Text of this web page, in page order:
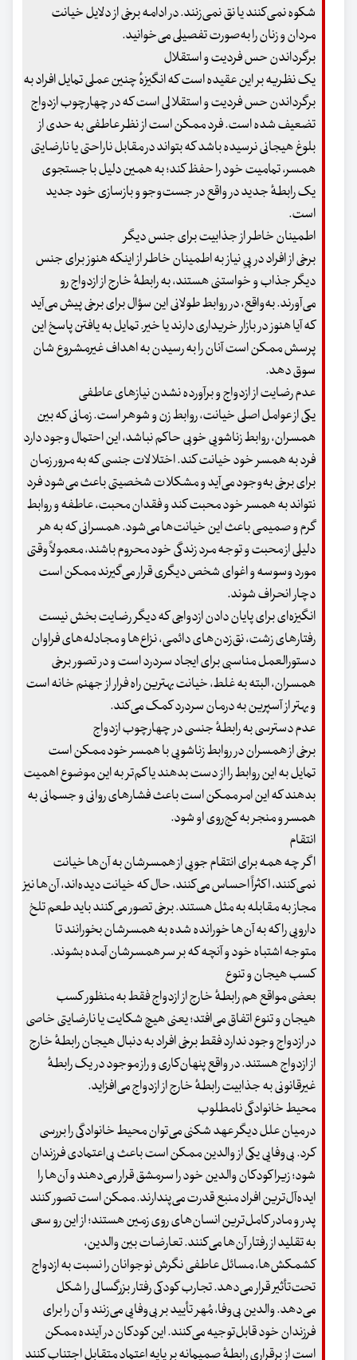
شکوه نمی‌کنند یا نق نمی‌زنند. در ادامه برخی از دلایل خیانت
مردان و زنان را به‌صورت تفصیلی می‌خوانید.
برگرداندن حس فردیت و استقلال
یک نظریه بر این عقیده است که انگیزهٔ چنین عملی تمایل افراد به
برگرداندن حس فردیت و استقلالی است که در چهارچوب ازدواج
تضعیف شده است. فرد ممکن است از نظر عاطفی به حدی از
بلوغ هیجانی نرسیده باشد که بتواند در مقابل ناراحتی یا نارضایتی
همسر، تمامیت خود را حفظ کند؛ به همین دلیل با جستجوی
یک رابطهٔ جدید در واقع در جست‌وجو و بازسازی خود جدید
است.
اطمینان خاطر از جذابیت برای جنس دیگر
برخی از افراد در پیِ نیاز به اطمینان خاطر از اینکه هنوز برای جنس
دیگر جذاب و خواستنی هستند، به رابطهٔ خارج از ازدواج رو
می‌آورند. به‌واقع، در روابط طولانی این سؤال برای برخی پیش می‌آید
که آیا هنوز در بازار خریداری دارند یا خیر. تمایل به یافتن پاسخ این
پرسش ممکن است آنان را به رسیدن به اهداف غیرمشروع شان
سوق دهد.
عدم‌ رضایت از ازدواج و برآورده‌ نشدن نیازهای عاطفی
یکی از عوامل اصلی خیانت، روابط زن و شوهر است. زمانی که بین
همسران، روابط زناشویی خوبی حاکم نباشد، این احتمال وجود دارد
فرد به همسر خود خیانت کند. اختلالات جنسی که به مرور زمان
برای برخی به‌وجود می‌آید و مشکلات شخصیتی باعث می‌شود فرد
نتواند به همسر خود محبت کند و فقدان محبت، عاطفه و روابط
گرم و صمیمی باعث این خیانت‌ها می‌شود. همسرانی که به هر
دلیلی از محبت و توجه مرد زندگی خود محروم باشند، معمولاً وقتی
مورد وسوسه و اغوای شخص دیگری قرار می‌گیرند ممکن است
دچار انحراف شوند.
انگیزه‌ای برای پایان‌ دادن ازدواجی که دیگر رضایت‌ بخش نیست
رفتارهای زشت، نق‌زدن‌های دائمی، نزاع‌ها و مجادله‌های فراوان
دستورالعمل مناسبی برای ایجاد سردرد است و در تصور برخی
همسران، البته به غلط، خیانت بهترین راه فرار از جهنم خانه است
و بهتر از آسپرین به درمان سردرد کمک می‌کند.
عدم‌ دسترسی به رابطهٔ جنسی در چهارچوب ازدواج
برخی از همسران در روابط زناشویی با همسر خود ممکن است
تمایل به این روابط را از دست بدهند یا کم‌تر به این موضوع اهمیت
بدهند که این امر ممکن است باعث فشارهای روانی و جسمانی به
همسر و منجر به کج‌روی او شود.
انتقام
اگر چه همه برای انتقام‌ جویی از همسرشان به آن‌ها خیانت
نمی‌کنند، اکثراً احساس می‌کنند، حال که خیانت دیده‌اند، آن‌ها نیز
مجاز به مقابله به مثل هستند. برخی تصور می‌کنند باید طعم تلخ
دارویی را که به آن‌ها خورانده شده به همسرشان بخورانند تا
متوجه اشتباه خود و آنچه که بر سر همسرشان آمده بشوند.
کسب هیجان و تنوع
بعضی مواقع هم رابطهٔ خارج از ازدواج فقط به منظور کسب
هیجان و تنوع اتفاق می‌افتد؛ یعنی هیچ شکایت یا نارضایتی خاصی
در ازدواج وجود ندارد فقط برخی افراد به دنبال هیجان رابطهٔ خارج
از ازدواج هستند. در واقع پنهان‌کاری و راز موجود در یک رابطهٔ
غیرقانونی به جذابیت رابطهٔ خارج از ازدواج می‌افزاید.
محیط خانوادگی نامطلوب
در میان علل دیگر عهد شکنی می‌توان محیط خانوادگی را بررسی
کرد. بی‌وفایی یکی از والدین ممکن است باعث بی‌اعتمادی فرزندان
شود؛ زیرا کودکان والدین خود را سرمشق قرار می‌دهند و آن‌ها را
ایده‌آل‌ترین افراد منبع قدرت می‌پندارند. ممکن است تصور کنند
پدر و مادر کامل‌ترین انسان‌های روی زمین هستند؛ از این رو سعی
به تقلید از رفتار آن‌ها می‌کنند. تعارضات بین والدین،
کشمکش‌ها، مسائل عاطفی نگرش نوجوانان را نسبت به ازدواج
تحت‌تأثیر قرار می‌دهد. تجارب کودکی رفتار بزرگسالی را شکل
می‌دهد. والدین بی‌وفا، مُهر تأیید بر بی‌وفایی می‌زنند و آن را برای
فرزندان خود قابل‌توجیه می‌کنند. این کودکان در آینده ممکن
است از برقراری رابطهٔ صمیمانه بر پایه اعتماد متقابل اجتناب کنند